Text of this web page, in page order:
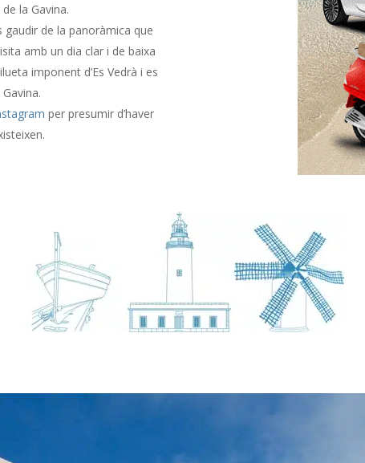
la Gavina.
gaudir de la panoràmica que
amb un dia clar i de baixa
imponent d’Es Vedrà i es
per presumir d’haver